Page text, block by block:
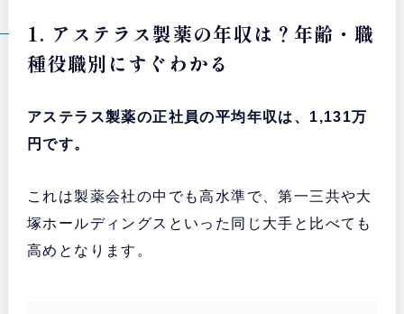
1. アステラス製薬の年収は？年齢・職
種役職別にすぐわかる
アステラス製薬の正社員の平均年収は、1,131万
円です。
これは製薬会社の中でも高水準で、第一三共や大
塚ホールディングスといった同じ大手と比べても
高めとなります。